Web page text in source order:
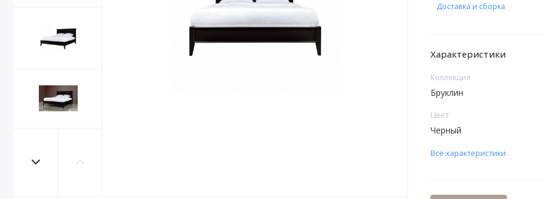
Доставка и сборка
Характеристики
Коллекция
Бруклин
Цвет
Черный
Все характеристики